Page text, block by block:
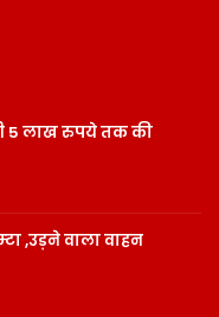
5 लाख रुपये तक की
,उड़ने वाला वाहन